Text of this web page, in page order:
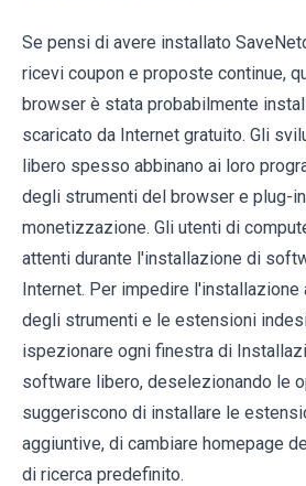
Se pensi di avere installato
ricevi coupon e proposte continue,
browser è stata probabilmente
scaricato da Internet gratuito. Gli
libero spesso abbinano ai loro
degli strumenti del browser e plug-
monetizzazione. Gli utenti di
attenti durante l'installazione di
Internet. Per impedire l'installazione
degli strumenti e le estensioni
ispezionare ogni finestra di
software libero, deselezionando le
suggeriscono di installare le
aggiuntive, di cambiare homepage
di ricerca predefinito.